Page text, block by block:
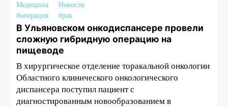
Медицина
Новости
#операция
#рак
В Ульяновском онкодиспансере провели
сложную гибридную операцию на
пищеводе
В хирургическое отделение торакальной онкологии
Областного клинического онкологического
диспансера поступил пациент с
диагностированным новообразованием в